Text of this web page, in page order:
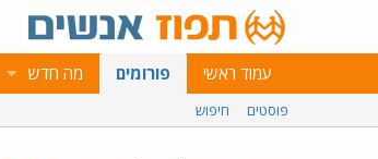
עמוד ראשי פורומים מה חדש
פוסטים חיפוש